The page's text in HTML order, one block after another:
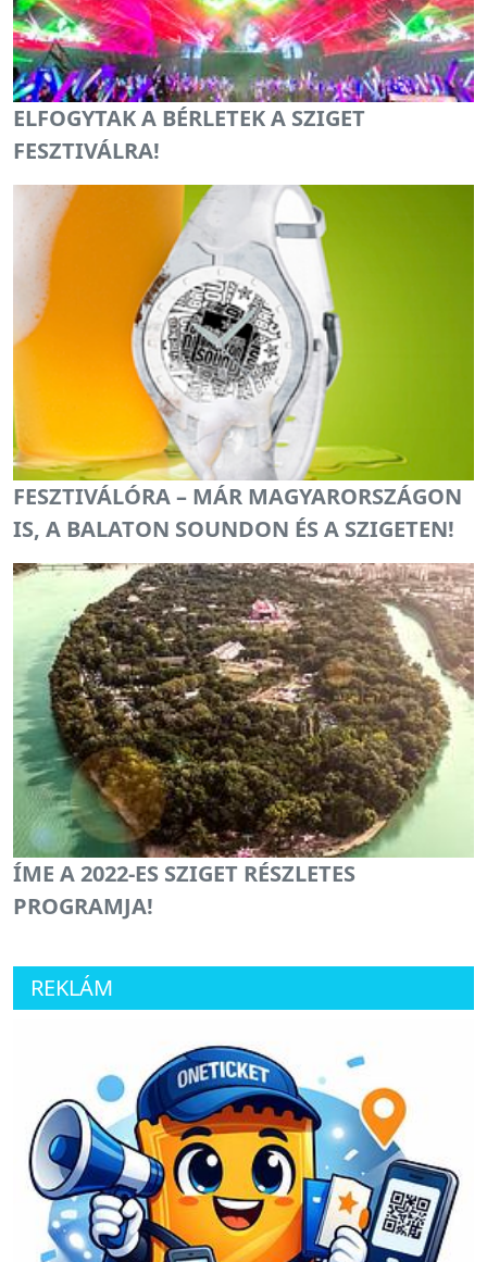
ELFOGYTAK A BÉRLETEK A SZIGET
FESZTIVÁLRA!
FESZTIVÁLÓRA – MÁR MAGYARORSZÁGON
IS, A BALATON SOUNDON ÉS A SZIGETEN!
ÍME A 2022-ES SZIGET RÉSZLETES
PROGRAMJA!
REKLÁM